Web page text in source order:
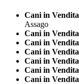
Cani in
Assago
Cani in
Cani in
Cani in
Cani in
Cani in
Cani in